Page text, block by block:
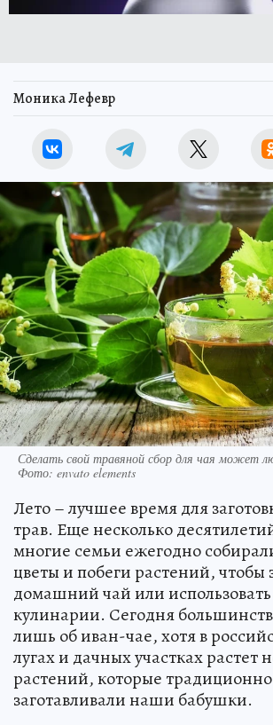
Моника Лефевр
Сделать свой травяной сбор для чая может
Фото: envato elements
Лето – лучшее время для
трав. Еще несколько
многие семьи ежегодно
цветы и побеги растений, чтобы
домашний чай или
кулинарии. Сегодня
лишь об иван-чае, хотя в
лугах и дачных участках растет
растений, которые традиционно
заготавливали наши бабушки.